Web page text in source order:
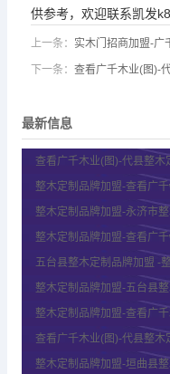
供参考，欢迎联系凯发
上一条： 实木门招商加盟-广
下一条： 查看广千木业(图)-
最新信息
查看广千木业(图)-代县整
整木定制品牌加盟-查看广
整木定制品牌加盟-永济市
整木定制品牌加盟-查看广
五台县整木定制品牌加盟 -
整木定制品牌加盟-五台县
整木定制品牌加盟-查看广
查看广千木业(图)-代县整
整木定制品牌加盟-垣曲县